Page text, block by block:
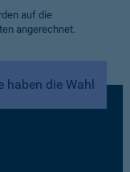
auf die
angerechnet.
haben die Wahl